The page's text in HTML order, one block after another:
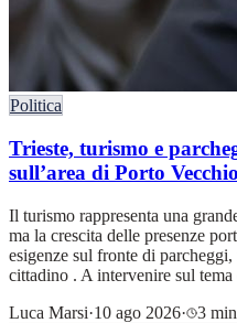
Politica
Trieste, turismo e
sull’area di Porto
Il turismo rappresenta una
ma la crescita delle presenze
esigenze sul fronte di
cittadino . A intervenire sul tema
Luca Marsi·10 ago 2026· 3 min